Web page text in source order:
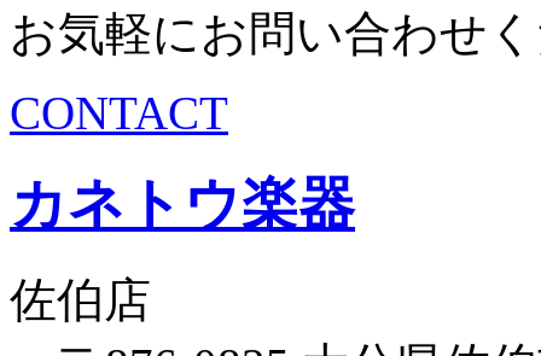
お気軽にお問い合わせ
CONTACT
カネトウ楽器
佐伯店